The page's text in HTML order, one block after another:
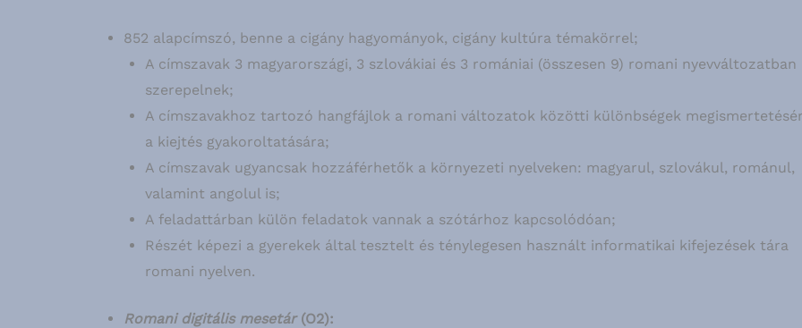
852 alapcímszó, benne a cigány hagyományok, cigány kultúra témakörrel;
A címszavak 3 magyarországi, 3 szlovákiai és 3 romániai (összesen 9) romani nyevváltozatban
szerepelnek;
A címszavakhoz tartozó hangfájlok a romani változatok közötti különbségek
a kiejtés gyakoroltatására;
A címszavak ugyancsak hozzáférhetők a környezeti nyelveken: magyarul, szlovákul, románul,
valamint angolul is;
A feladattárban külön feladatok vannak a szótárhoz kapcsolódóan;
Részét képezi a gyerekek által tesztelt és ténylegesen használt informatikai kifejezések tára
romani nyelven.
Romani digitális mesetár (O2):